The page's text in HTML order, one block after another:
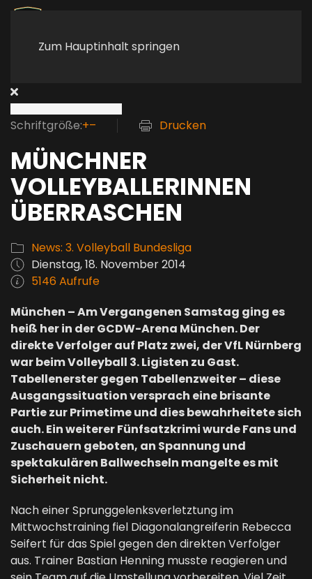
Zum Hauptinhalt springen
Schriftgröße:+– Drucken
MÜNCHNER
VOLLEYBALLERINNEN
ÜBERRASCHEN
News: 3. Volleyball Bundesliga
Dienstag, 18. November 2014
5146 Aufrufe
München – Am Vergangenen Samstag ging es
heiß her in der GCDW-Arena München. Der
direkte Verfolger auf Platz zwei, der VfL Nürnberg
war beim Volleyball 3. Ligisten zu Gast.
Tabellenerster gegen Tabellenzweiter – diese
Ausgangssituation versprach eine brisante
Partie zur Primetime und dies bewahrheitete sich
auch. Ein weiterer Fünfsatzkrimi wurde Fans und
Zuschauern geboten, an Spannung und
spektakulären Ballwechseln mangelte es mit
Sicherheit nicht.
Nach einer Sprunggelenksverletztung im
Mittwochstraining fiel Diagonalangreiferin Rebecca
Seifert für das Spiel gegen den direkten Verfolger
aus. Trainer Bastian Henning musste reagieren und